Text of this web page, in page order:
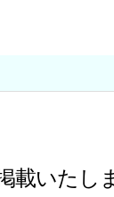
載いたし